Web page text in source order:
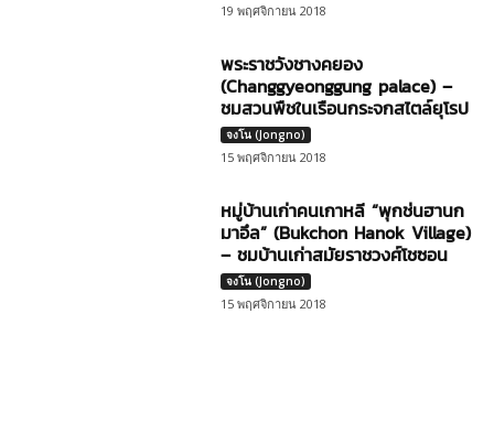
19 พฤศจิกายน 2018
พระราชวังชางคยอง
(Changgyeonggung palace) –
ชมสวนพืชในเรือนกระจกสไตล์ยุโรป
จงโน (Jongno)
15 พฤศจิกายน 2018
หมู่บ้านเก่าคนเกาหลี “พุกช่นฮานก
มาอึล” (Bukchon Hanok Village)
– ชมบ้านเก่าสมัยราชวงศ์โชซอน
จงโน (Jongno)
15 พฤศจิกายน 2018